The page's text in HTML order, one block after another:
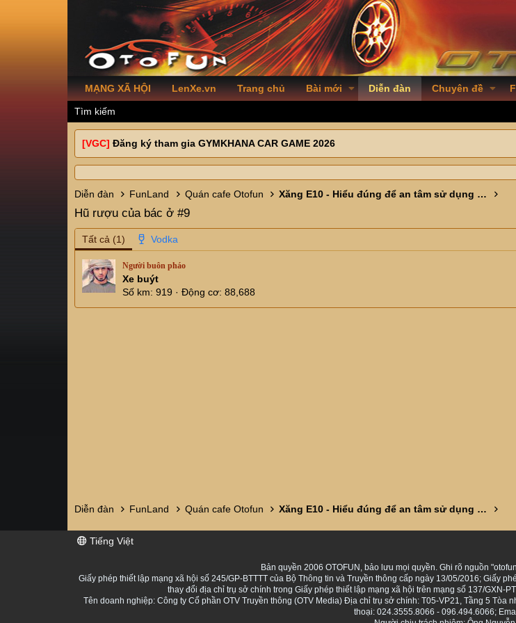
MẠNG XÃ HỘI LenXe.vn Trang chủ Bài mới Diễn đàn Chuyên đề
Tìm kiếm
[VGC] Đăng ký tham gia GYMKHANA CAR GAME 2026
Diễn đàn FunLand Quán cafe Otofun Xăng E10 - Hiểu đúng để an tâm sử dụng - PVOIL
Hũ rượu của bác ở #9
Tất cả (1)
Người buôn pháo
Xe buýt
Số km 919 Động cơ 88,688
Diễn đàn FunLand Quán cafe Otofun Xăng E10 - Hiểu đúng để an tâm sử dụng - PVOIL
Tiếng Việt
Bản quyền 2006 OTOFUN, bảo lưu mọi quyền. Ghi rõ nguồn
Giấy phép thiết lập mạng xã hội số 245/GP-BTTTT của Bộ Thông tin và Truyền thông cấp ngày 13/05/2016; Giấy
thay đổi địa chỉ trụ sở chính trong Giấy phép thiết lập mạng xã hội trên mạng số 137/GXN-
Tên doanh nghiệp: Công ty Cổ phần OTV Truyền thông (OTV Media) Địa chỉ trụ sở chính: T05-VP21, Tầng 5
thoại: 024.3555.8066 - 096.494.6066;